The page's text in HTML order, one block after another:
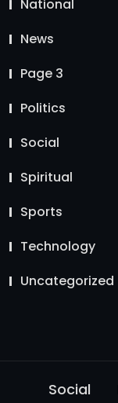
National
News
Page 3
Politics
Social
Spiritual
Sports
Technology
Uncategorized
Social